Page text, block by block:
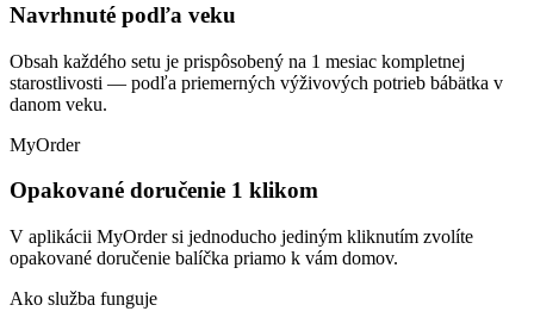
Navrhnuté podľa veku
Obsah každého setu je prispôsobený na 1 mesiac kompletnej
starostlivosti — podľa priemerných výživových potrieb bábätka v
danom veku.
MyOrder
Opakované doručenie 1 klikom
V aplikácii MyOrder si jednoducho jediným kliknutím zvolíte
opakované doručenie balíčka priamo k vám domov.
Ako služba funguje